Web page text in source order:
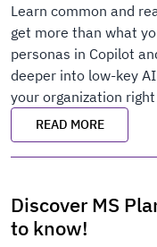
Learn common and
get more than what
personas in Copilot
deeper into low-key
your organization
READ MORE
Discover MS
to know!